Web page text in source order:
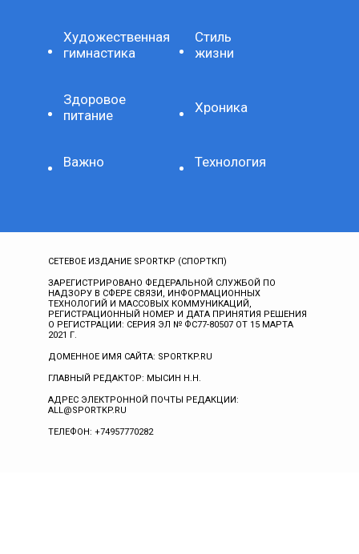
Художественная
гимнастика
Стиль
жизни
Здоровое
питание
Хроника
Важно Технология
СЕТЕВОЕ ИЗДАНИЕ SPORTKP (СПОРТКП)
ЗАРЕГИСТРИРОВАНО ФЕДЕРАЛЬНОЙ СЛУЖБОЙ ПО
НАДЗОРУ В СФЕРЕ СВЯЗИ, ИНФОРМАЦИОННЫХ
ТЕХНОЛОГИЙ И МАССОВЫХ КОММУНИКАЦИЙ,
РЕГИСТРАЦИОННЫЙ НОМЕР И ДАТА ПРИНЯТИЯ РЕШЕНИЯ
О РЕГИСТРАЦИИ: СЕРИЯ ЭЛ № ФС77-80507 ОТ 15 МАРТА
2021 Г.
ДОМЕННОЕ ИМЯ САЙТА: SPORTKP.RU
ГЛАВНЫЙ РЕДАКТОР: МЫСИН Н.Н.
АДРЕС ЭЛЕКТРОННОЙ ПОЧТЫ РЕДАКЦИИ:
ALL@SPORTKP.RU
ТЕЛЕФОН: +74957770282